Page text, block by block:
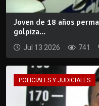
Joven de 18 años
golpiza...
Jul 13 2026 741
POLICIALES Y JUDICIALES